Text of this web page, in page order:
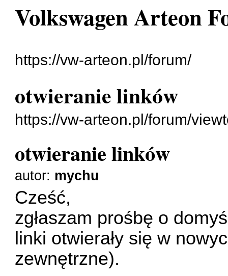
Volkswagen Arteon
https://vw-arteon.pl/forum/
otwieranie linków
https://vw-arteon.pl/forum/
otwieranie linków
autor: mychu
Cześć,
zgłaszam prośbę o
linki otwierały się w
zewnętrzne).